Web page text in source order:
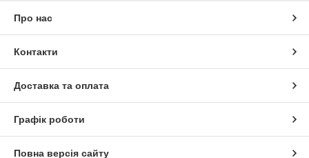
Про нас
Контакти
Доставка та оплата
Графік роботи
Повна версія сайту